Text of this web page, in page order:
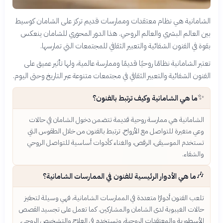
الشامانية هي نظام معتقدات وممارسات قديم تركز على الشامان كوسيط
بين العالم البشري والعالم الروحي. هذا الدور المحوري للشامان ينعكس
بقوة في الفنون الشفائية والتعبير الثقافي للمجتمعات التي تمارسها.
تعتبر الشامانية نظامًا روحيًا قديمًا وممارسة عالمية، ولها تأثير عميق على
الفنون الشفائية والتعبير الثقافي في مجتمعات متنوعة عبر التاريخ وحتى اليوم.
✨ما هي الشامانية وكيف ترتبط بالفنون؟
الشامانية هي ممارسة روحية قديمة تتضمن دخول الشامان في حالات
وعي متغيرة للتواصل مع الأرواح. ترتبط بالفنون من خلال الطقوس التي
تستخدم الموسيقى، الرقص، والغناء كأدوات أساسية للتواصل الروحي
والشفاء.
🎶ما هي الأدوار الرئيسية للفنون في الممارسات الشامانية؟
تلعب الفنون أدوارًا متعددة في الممارسات الشامانية، فهي وسيلة لتحفيز
حالات الغيبوبة لدى الشامان والمشاركين. كما تعمل على تجسيد القصص
الأسطورية والمعتقدات الروحية، وتستخدم في العلاج والتشخيص الروحي.